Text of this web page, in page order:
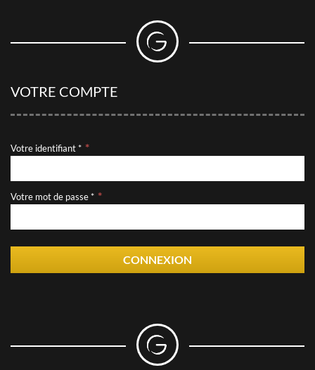
VOTRE COMPTE
Votre identifiant *
Votre mot de passe *
CONNEXION